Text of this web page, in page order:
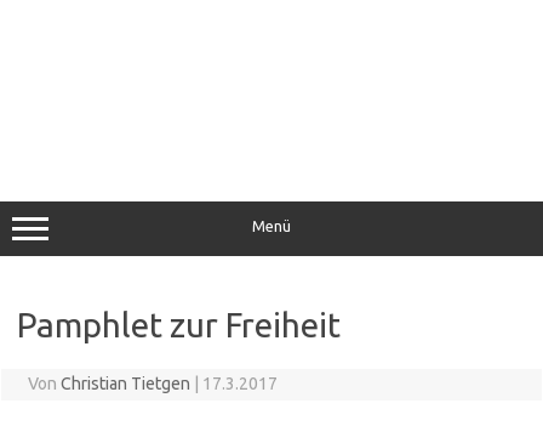
Menü
Pamphlet zur Freiheit
Von Christian Tietgen | 17.3.2017